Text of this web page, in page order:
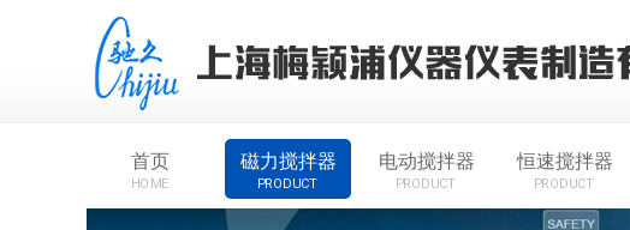
首页
HOME
磁力搅拌器
PRODUCT
电动搅拌器
PRODUCT
恒速搅拌器
PRODUCT